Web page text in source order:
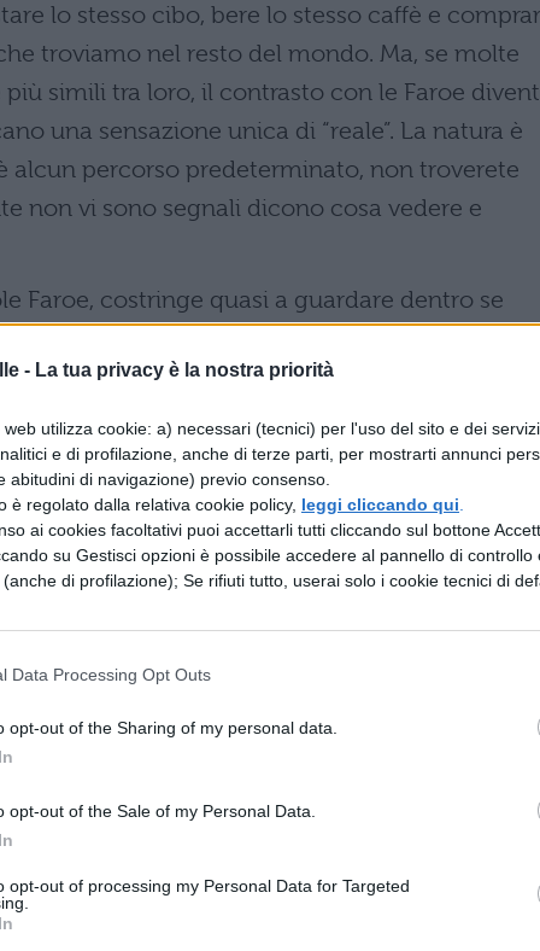
- La tua privacy è la nostra priorità
utilizza cookie: a) necessari (tecnici) per l'uso del sito e dei
e di profilazione, anche di terze parti, per mostrarti annunci
abitudini di navigazione) previo consenso.
è regolato dalla relativa cookie policy, leggi cliccando qui
ai cookies facoltativi puoi accettarli tutti cliccando sul bottone
su Gestisci opzioni è possibile accedere al pannello di controllo
di profilazione); Se rifiuti tutto, userai solo i cookie tecnici di
Data Processing Opt Outs
opt-out of the Sharing of my personal data.
opt-out of the Sale of my Personal Data.
opt-out of processing my Personal Data for Targeted
lo stesso cibo, bere lo stesso caffè e
troviamo nel resto del mondo. Ma, se molte
simili tra loro, il contrasto con le Faroe
una sensazione unica di “reale”. La natura è
alcun percorso predeterminato, non troverete
non vi sono segnali dicono cosa vedere e
Faroe, costringe quasi a guardare dentro se
termini di distanza, ma sono lontane, lontane
stressanti. Lontane dal traffico e dalla
Se vi trovate accanto ad un altro
di viaggio.
turisti – ma solo ospiti. La gente è
a partecipare. La natura non è solo
l’escursionismo, la pittura, la pesca, le
esistesse. Anche questa estate le Isole
diretti
nel mezzo del Nord Atlantico sono solo 4
sulle isole.